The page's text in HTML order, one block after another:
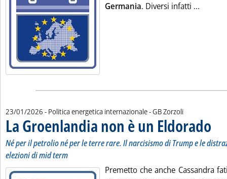
Germania. Diversi infatti ...
23/01/2026 - Politica energetica internazionale -di:
GB Zorzoli
La Groenlandia non è un Eldorado
Né per il petrolio né per le terre rare. Il narcisismo di Trump e le
elezioni di mid term
Premetto che anche Cassandra